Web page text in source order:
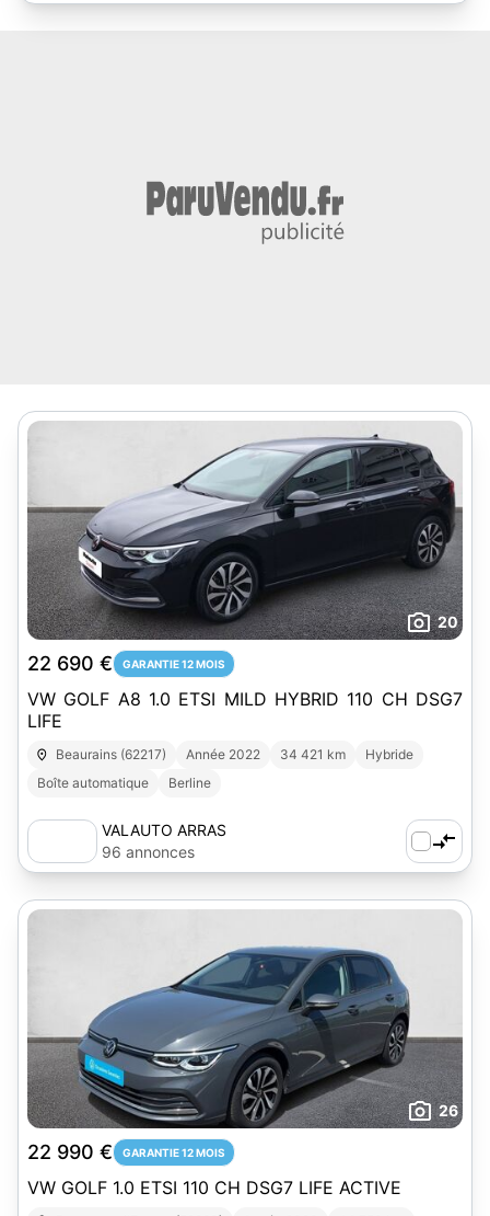
20
22 690 € GARANTIE 12 MOIS
VW GOLF A8 1.0 ETSI MILD HYBRID 110 CH DSG7
LIFE
Beaurains (62217) Année 2022 34 421 km
Hybride
Boîte automatique
Berline
VALAUTO ARRAS
96 annonces
26
22 990 € GARANTIE 12 MOIS
VW GOLF 1.0 ETSI 110 CH DSG7 LIFE ACTIVE